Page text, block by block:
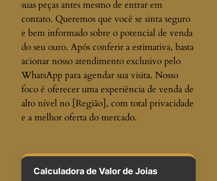
suas peças antes mesmo de entrar em
contato. Queremos que você se sinta seguro
e bem informado sobre o potencial de venda
do seu ouro. Após conferir a estimativa, basta
acionar nosso atendimento exclusivo pelo
WhatsApp para agendar sua visita. Nosso
foco é oferecer uma experiência de venda de
alto nível no [Região], com total privacidade
e a melhor oferta do mercado.
Calculadora de Valor de Joias